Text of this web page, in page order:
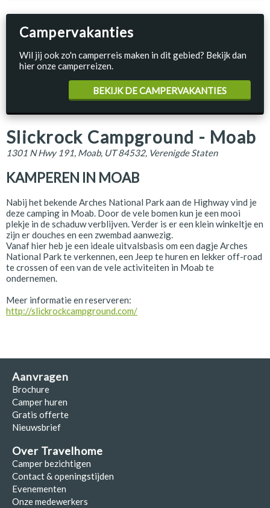
Slickrock Campground - Moab
1301 N Hwy 191, Moab, UT 84532, Verenigde Staten
KAMPEREN IN MOAB
Nabij het bekende Arches National Park aan de Highway vind je
deze camping in Moab. Door de vele bomen kun je een mooi
plekje in de schaduw verblijven. Verder is er een klein winkeltje en
zijn er douches en een zwembad aanwezig.
Vanaf hier heb je een ideale uitvalsbasis om een dagje Arches
National Park te verkennen, een Jeep te huren en lekker off-road
te crossen of een van de vele activiteiten in Moab te
ondernemen.
Meer informatie en reserveren:
http://slickrockcampground.com/
Campervakanties
Wil jij ook zo'n camperreis maken in dit gebied? Bekijk dan
hier onze camperreizen.
BEKIJK DE CAMPERVAKANTIES
Aanvragen
Brochure
Camper huren
Gratis offerte
Nieuwsbrief
Over Travelhome
Camper bezichtigen
Contact & openingstijden
Evenementen
Onze medewerkers